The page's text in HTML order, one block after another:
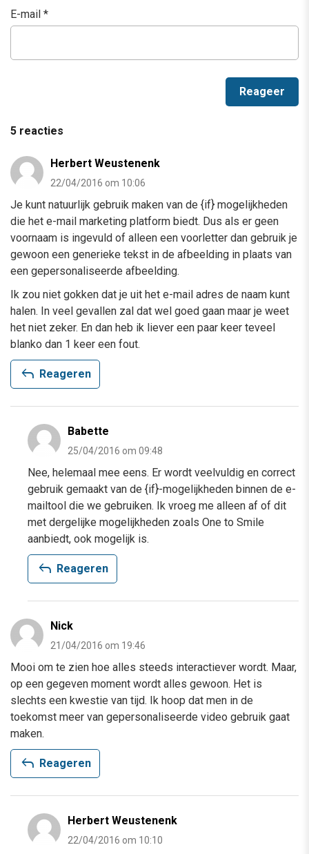
E-mail *
5 reacties
Herbert Weustenenk
22/04/2016 om 10:06
Je kunt natuurlijk gebruik maken van de {if} mogelijkheden
die het e-mail marketing platform biedt. Dus als er geen
voornaam is ingevuld of alleen een voorletter dan gebruik je
gewoon een generieke tekst in de afbeelding in plaats van
een gepersonaliseerde afbeelding.
Ik zou niet gokken dat je uit het e-mail adres de naam kunt
halen. In veel gevallen zal dat wel goed gaan maar je weet
het niet zeker. En dan heb ik liever een paar keer teveel
blanko dan 1 keer een fout.
reply Reageren
Babette
25/04/2016 om 09:48
Nee, helemaal mee eens. Er wordt veelvuldig en correct
gebruik gemaakt van de {if}-mogelijkheden binnen de e-
mailtool die we gebruiken. Ik vroeg me alleen af of dit
met dergelijke mogelijkheden zoals One to Smile
aanbiedt, ook mogelijk is.
reply Reageren
Nick
21/04/2016 om 19:46
Mooi om te zien hoe alles steeds interactiever wordt. Maar,
op een gegeven moment wordt alles gewoon. Het is
slechts een kwestie van tijd. Ik hoop dat men in de
toekomst meer van gepersonaliseerde video gebruik gaat
maken.
reply Reageren
Herbert Weustenenk
22/04/2016 om 10:10